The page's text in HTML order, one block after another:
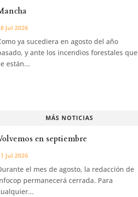
Jul 2026
ya sucediera en agosto del año
y ante los incendios forestales que
están...
MÁS NOTICIAS
en septiembre
Jul 2026
el mes de agosto, la redacción de
permanecerá cerrada. Para